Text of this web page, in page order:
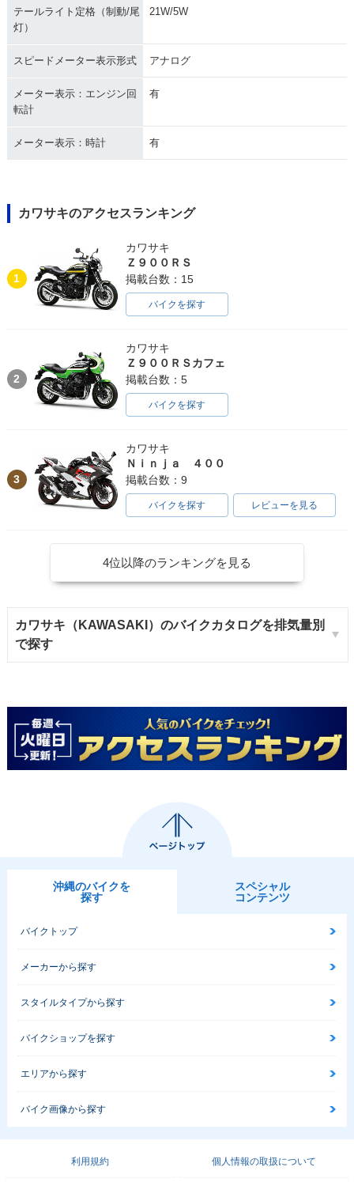
テールライト定格（制動/尾
灯）
21W/5W
スピードメーター表示形式 アナログ
メーター表示：エンジン回
転計
有
メーター表示：時計 有
カワサキのアクセスランキング
1
カワサキ
Ｚ９００ＲＳ
掲載台数：15
バイクを探す
2
カワサキ
Ｚ９００ＲＳカフェ
掲載台数：5
バイクを探す
3
カワサキ
Ｎｉｎｊａ ４００
掲載台数：9
バイクを探す レビューを見る
4位以降のランキングを見る
カワサキ（KAWASAKI）のバイクカタログを排気量別
で探す
沖縄のバイクを
探す
スペシャル
コンテンツ
バイクトップ
メーカーから探す
スタイルタイプから探す
バイクショップを探す
エリアから探す
バイク画像から探す
利用規約 個人情報の取扱について